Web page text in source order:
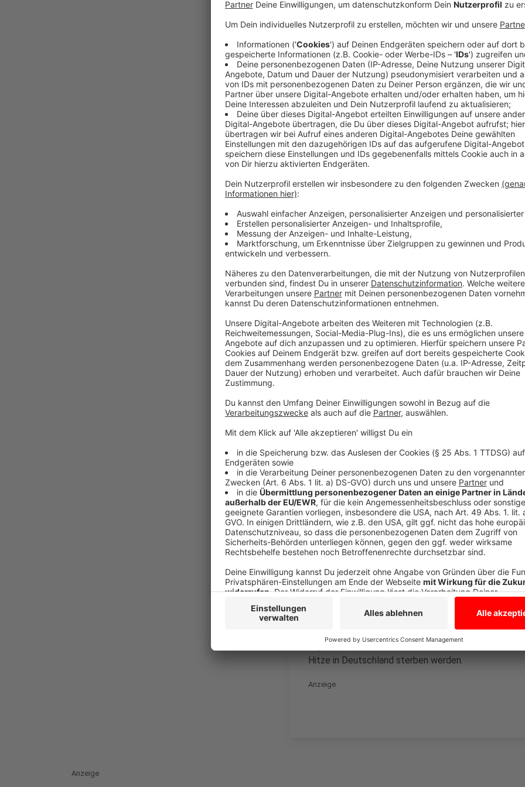
Ruhig angehen lassen
Anzeige
Sie rät uns deshalb, wichtige Dinge wie zum
oder Morgen zu legen und wenn möglich, es ruhig
Forschungsprojekt mussten Studierende Aufgaben
Aufstehen - einmal in Räumen mit Klimaanlage und
um ganze 13 Prozent langsamer. Denn nach
besonders schwer.
Anzeige
"Man neigt zu schnelleren Entscheidungen"
Anzeige
Anzeige
Kreis ist hitzemäßig noch gut dabei
Anzeige
In den letzten 20 Jahren hatten wir hier in der
Großstädten wie Berlin und Frankfurt am Main
insgesamt hält sich die Hitze hier auf dem Land
Innenstadt nachts 26 Grad kann die Temperatur
sein. Trotzdem wird die Hitze auf Dauer auch
Experten rechnen damit, dass Mitte des
Hitze in Deutschland sterben werden.
Anzeige
Anzeige